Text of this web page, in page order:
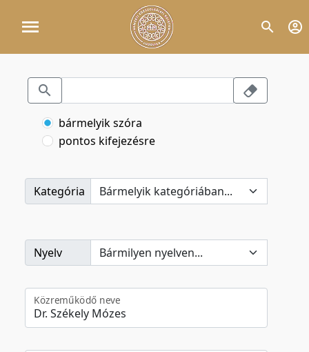
bármelyik szóra
pontos kifejezésre
Kategória
Nyelv
Közreműködő neve